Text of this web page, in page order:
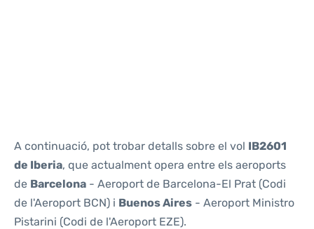
A continuació, pot trobar detalls sobre el vol IB2601
de Iberia, que actualment opera entre els aeroports
de Barcelona - Aeroport de Barcelona-El Prat (Codi
de l'Aeroport BCN) i Buenos Aires - Aeroport Ministro
Pistarini (Codi de l'Aeroport EZE).